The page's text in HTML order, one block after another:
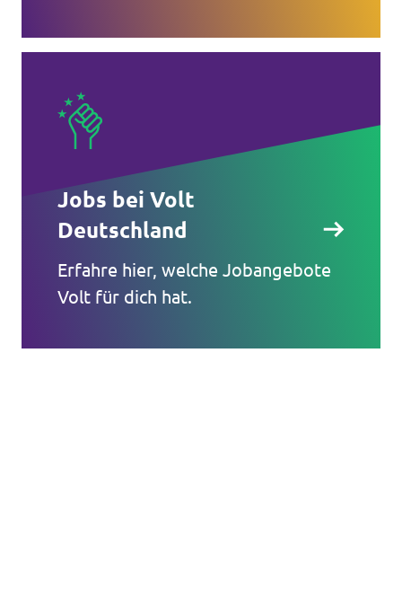
Jobs bei Volt
Deutschland
Erfahre hier, welche Jobangebote
Volt für dich hat.